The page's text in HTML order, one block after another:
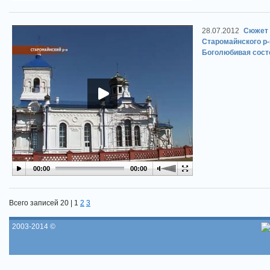
00:00 00:00
28.07.2012 Сюжет
Старомайнского
Боголюбивая
Всего записей 20 | 1 2 3
2003-2014 ©